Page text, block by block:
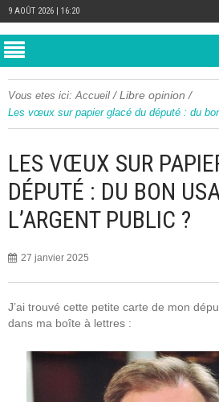
9 AOÛT 2026 | 16:20
Vous etes ici: Accueil /Libre opinion /
Les vœux sur papier glacé du député : du
LES VŒUX SUR
DÉPUTÉ : DU BON
L’ARGENT PUBLIC ?
27 janvier 2025
J’ai trouvé cette petite carte de mon
dans ma boîte à lettres :